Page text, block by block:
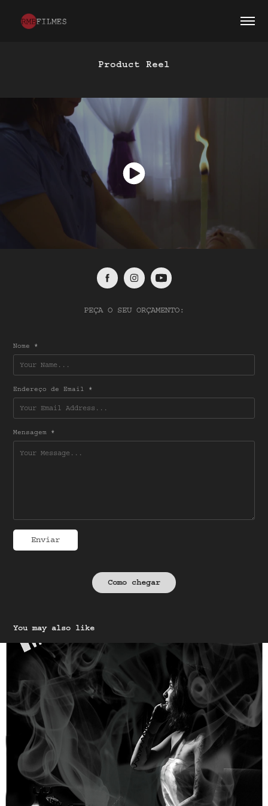
Product Reel
PEÇA O SEU ORÇAMENTO:
Nome *
Endereço de Email *
Mensagem *
Enviar
Como chegar
You may also like